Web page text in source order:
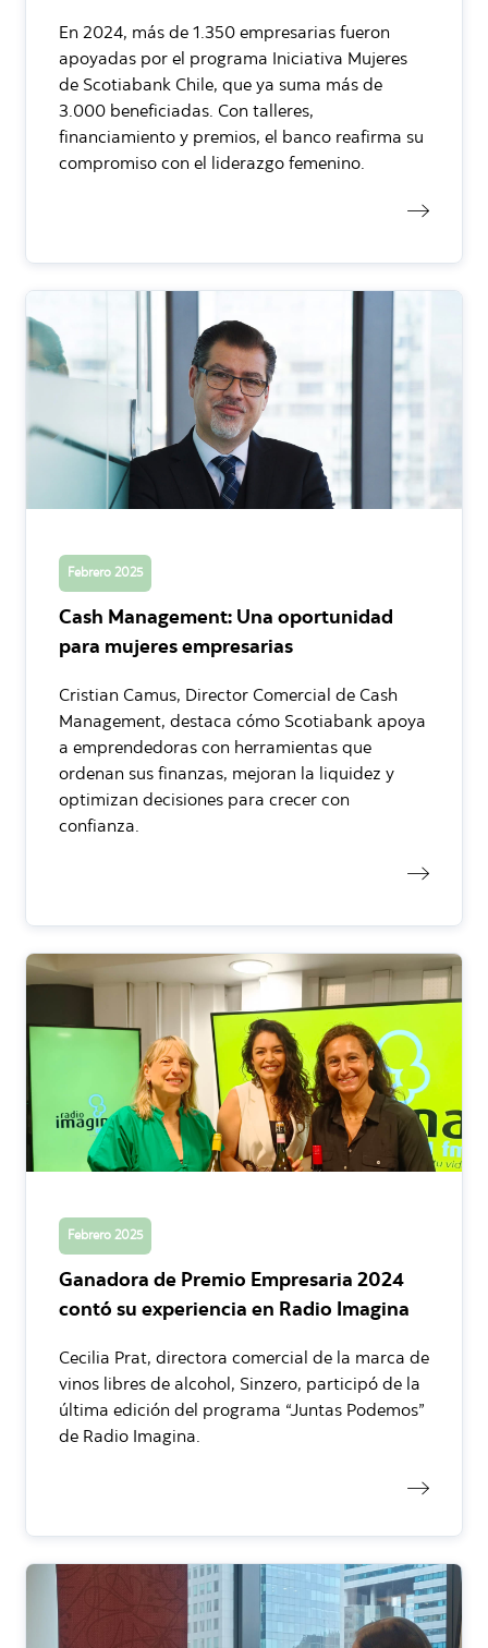
En 2024, más de 1.350 empresarias fueron
apoyadas por el programa Iniciativa Mujeres
de Scotiabank Chile, que ya suma más de
3.000 beneficiadas. Con talleres,
financiamiento y premios, el banco reafirma su
compromiso con el liderazgo femenino.
Febrero 2025
Cash Management: Una oportunidad
para mujeres empresarias
Cristian Camus, Director Comercial de Cash
Management, destaca cómo Scotiabank apoya
a emprendedoras con herramientas que
ordenan sus finanzas, mejoran la liquidez y
optimizan decisiones para crecer con
confianza.
Febrero 2025
Ganadora de Premio Empresaria 2024
contó su experiencia en Radio Imagina
Cecilia Prat, directora comercial de la marca de
vinos libres de alcohol, Sinzero, participó de la
última edición del programa “Juntas Podemos”
de Radio Imagina.